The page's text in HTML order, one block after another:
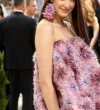
2026年9月号
2026-07-23発売
最新号を試し読み